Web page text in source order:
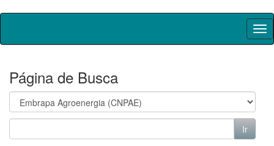
Skip
Página de Busca